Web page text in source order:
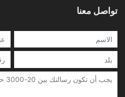
تواصل معنا